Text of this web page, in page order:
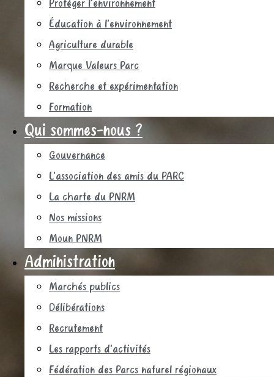
Protéger l’environnement
Éducation à l’environnement
Agriculture durable
Marque Valeurs Parc
Recherche et expérimentation
Formation
Qui sommes-nous ?
Gouvernance
L’association des amis du PARC
La charte du PNRM
Nos missions
Moun PNRM
Administration
Marchés publics
Délibérations
Recrutement
Les rapports d’activités
Fédération des Parcs naturel régionaux